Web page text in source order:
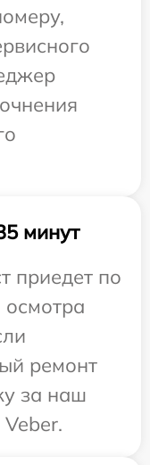
минут
приедет по
ремонт
за наш